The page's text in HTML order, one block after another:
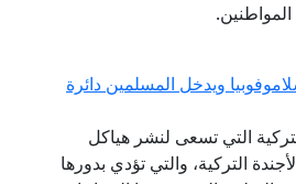
ويدخل المسلمين دائرة
التي تسعى لنشر هياكل
التركية، والتي تؤدي بدورها